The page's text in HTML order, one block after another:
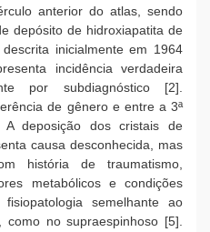
anterior do atlas, sendo
depósito de hidroxiapatita de
inicialmente em 1964
incidência verdadeira
por subdiagnóstico [2].
de gênero e entre a 3ª
deposição dos cristais de
causa desconhecida, mas
história de traumatismo,
metabólicos e condições
semelhante ao
no supraespinhoso [5].